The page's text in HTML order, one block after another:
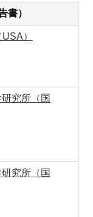
書）
）
究所（国
究所（国